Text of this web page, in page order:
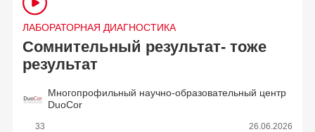
ЛАБОРАТОРНАЯ ДИАГНОСТИКА
Сомнительный результат- тоже
результат
Многопрофильный научно-образовательный центр
DuoCor
33 26.06.2026